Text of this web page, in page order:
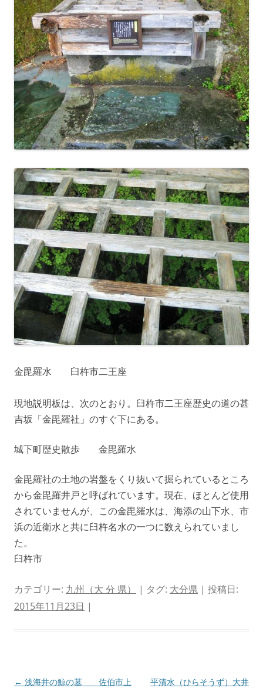
金毘羅水 臼杵市二王座
現地説明板は、次のとおり。臼杵市二王座歴史の道の甚
吉坂「金毘羅社」のすぐ下にある。
城下町歴史散歩 金毘羅水
金毘羅社の土地の岩盤をくり抜いて掘られているところ
から金毘羅井戸と呼ばれています。現在、ほとんど使用
されていませんが、この金毘羅水は、海添の山下水、市
浜の近衛水と共に臼杵名水の一つに数えられていまし
た。
臼杵市
カテゴリー: 九州（大 分 県） | タグ: 大分県 | 投稿日:
2015年11月23日 |
投
← 浅海井の鯨の墓 佐伯市上 平清水（ひらそうず）大井